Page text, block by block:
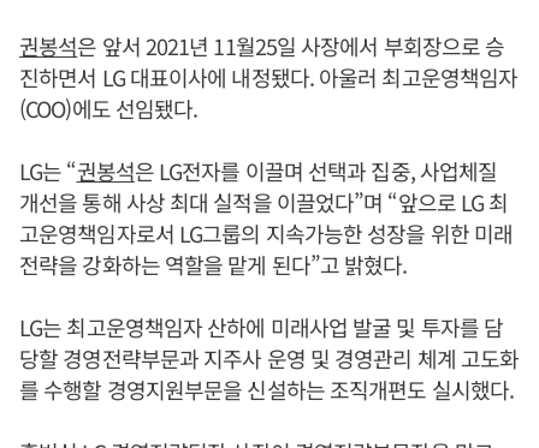
권봉석은 앞서 2021년 11월25일 사장에서 부회장으로 승
진하면서 LG 대표이사에 내정됐다. 아울러 최고운영책임자
(COO)에도 선임됐다.
LG는 “권봉석은 LG전자를 이끌며 선택과 집중, 사업체질
개선을 통해 사상 최대 실적을 이끌었다”며 “앞으로 LG 최
고운영책임자로서 LG그룹의 지속가능한 성장을 위한 미래
전략을 강화하는 역할을 맡게 된다”고 밝혔다.
LG는 최고운영책임자 산하에 미래사업 발굴 및 투자를 담
당할 경영전략부문과 지주사 운영 및 경영관리 체계 고도화
를 수행할 경영지원부문을 신설하는 조직개편도 실시했다.